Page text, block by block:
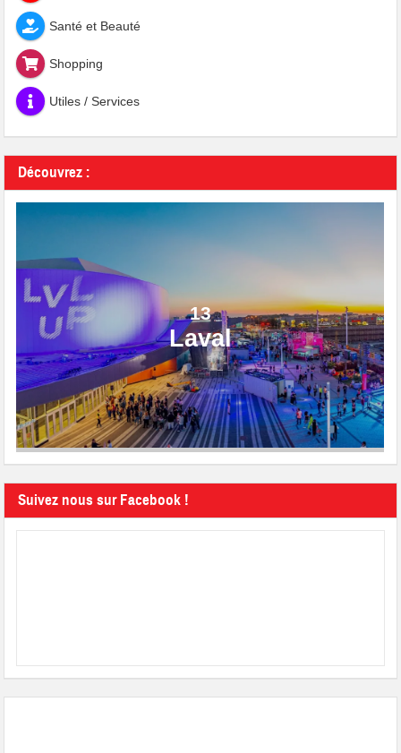
Santé et Beauté
Shopping
Utiles / Services
Découvrez :
13
Laval
Suivez nous sur Facebook !